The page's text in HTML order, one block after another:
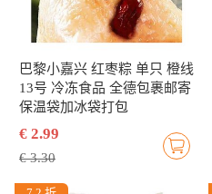
巴黎小嘉兴 红枣粽 单只 橙线
13号 冷冻食品 全德包裹邮寄
保温袋加冰袋打包
€ 2.99
€ 3.30